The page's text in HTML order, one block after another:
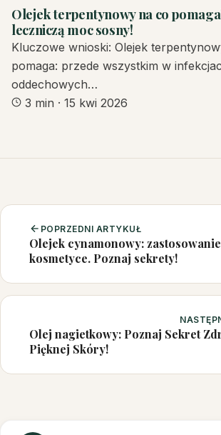
Olejek terpentynowy na co
leczniczą moc sosny!
Kluczowe wnioski: Olejek
pomaga: przede wszystkim w
oddechowych…
3 min · 15 kwi 2026
POPRZEDNI ARTYKUŁ
Olejek cynamonowy:
kosmetyce. Poznaj sekrety!
Olej nagietkowy: Poznaj Sekret
Pięknej Skóry!